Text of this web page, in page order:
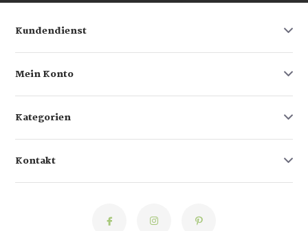
Kundendienst
Mein Konto
Kategorien
Kontakt